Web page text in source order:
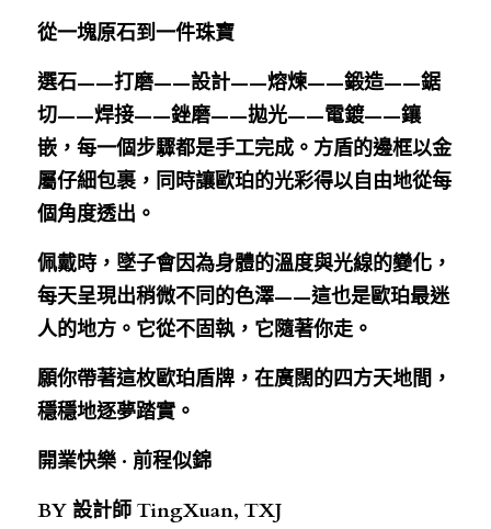
從一塊原石到一件珠寶
選石——打磨——設計——熔煉——鍛造——鋸
切——焊接——銼磨——拋光——電鍍——鑲
嵌，每一個步驟都是手工完成。方盾的邊框以金
屬仔細包裹，同時讓歐珀的光彩得以自由地從每
個角度透出。
佩戴時，墜子會因為身體的溫度與光線的變化，
每天呈現出稍微不同的色澤——這也是歐珀最迷
人的地方。它從不固執，它隨著你走。
願你帶著這枚歐珀盾牌，在廣闊的四方天地間，
穩穩地逐夢踏實。
開業快樂 · 前程似錦
BY 設計師 TingXuan, TXJ